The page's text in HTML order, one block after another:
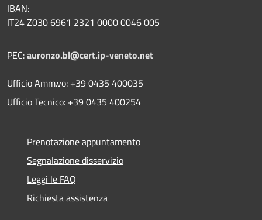
IBAN:
IT24 Z030 6961 2321 0000 0046 005
PEC:auronzo.bl@cert.ip-veneto.net
Ufficio Amm.vo: +39 0435 400035
Ufficio Tecnico: +39 0435 400254
Prenotazione appuntamento
Segnalazione disservizio
Leggi le FAQ
Richiesta assistenza